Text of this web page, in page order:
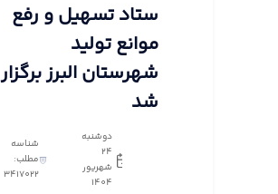
ستاد تسهیل و رفع
موانع تولید
شهرستان البرز برگزار
شد
دوشنبه
24
شهریور
1404
شناسه
مطلب:
3417022